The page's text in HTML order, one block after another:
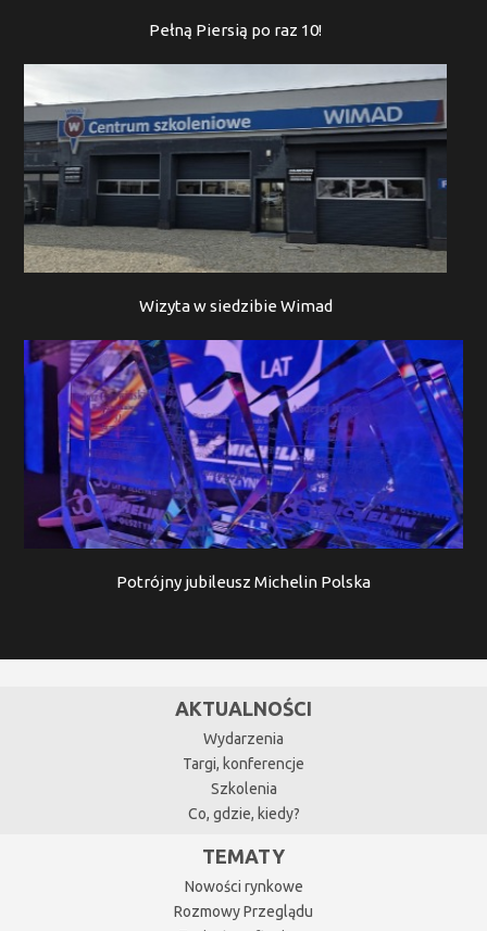
Pełną Piersią po raz 10!
Wizyta w siedzibie Wimad
Potrójny jubileusz Michelin Polska
AKTUALNOŚCI
Wydarzenia
Targi, konferencje
Szkolenia
Co, gdzie, kiedy?
TEMATY
Nowości rynkowe
Rozmowy Przeglądu